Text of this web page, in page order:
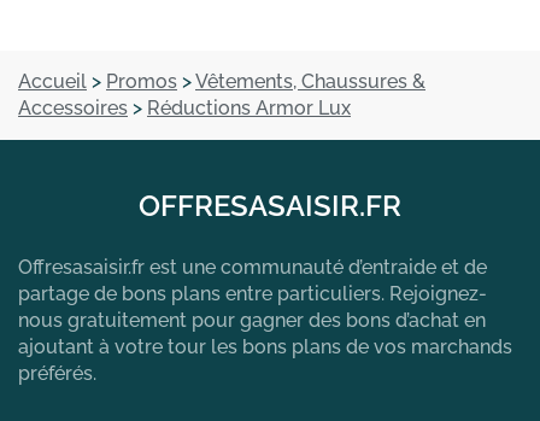
Accueil > Promos >Vêtements, Chaussures &
Accessoires > Réductions Armor Lux
OFFRESASAISIR.FR
Offresasaisir.fr est une communauté d’entraide et de
partage de bons plans entre particuliers. Rejoignez-
nous gratuitement pour gagner des bons d’achat en
ajoutant à votre tour les bons plans de vos marchands
préférés.